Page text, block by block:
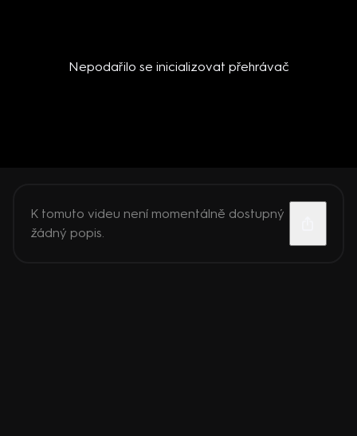
Nepodařilo se inicializovat přehrávač
K tomuto videu není momentálně dostupný
žádný popis.